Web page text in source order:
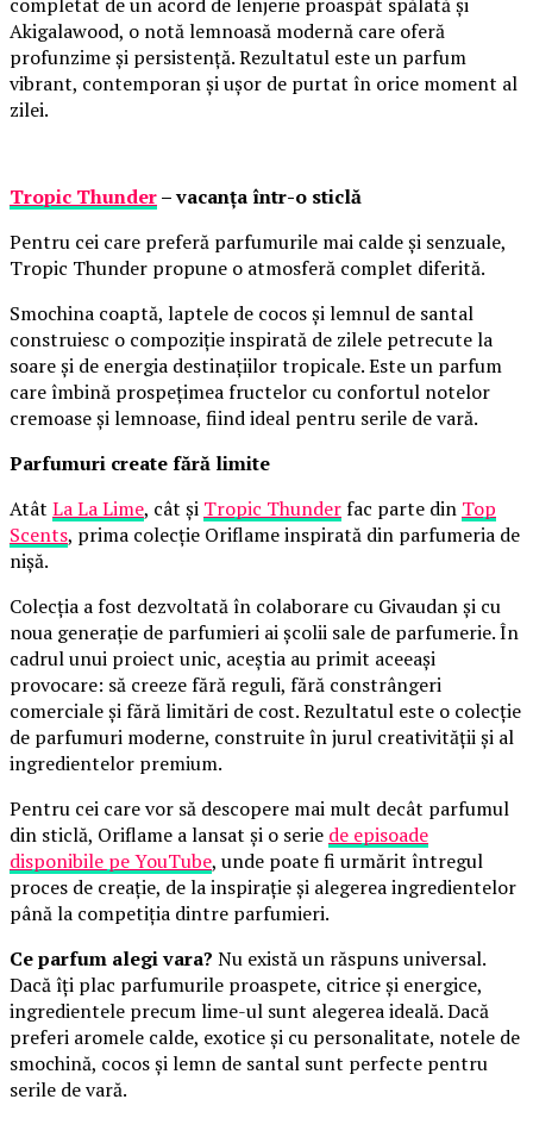
Akigalawood, o notă lemnoasă modernă care oferă
profunzime și persistență. Rezultatul este un parfum
vibrant, contemporan și ușor de purtat în orice moment al
zilei.
Tropic Thunder– vacanța într-o sticlă
Pentru cei care preferă parfumurile mai calde și senzuale,
Tropic Thunder propune o atmosferă complet diferită.
Smochina coaptă, laptele de cocos și lemnul de santal
construiesc o compoziție inspirată de zilele petrecute la
soare și de energia destinațiilor tropicale. Este un parfum
care îmbină prospețimea fructelor cu confortul notelor
cremoase și lemnoase, fiind ideal pentru serile de vară.
Parfumuri create fără limite
Atât La La Lime, cât și Tropic Thunderfac parte din Top
Scents, prima colecție Oriflame inspirată din parfumeria de
nișă.
Colecția a fost dezvoltată în colaborare cu Givaudan și cu
noua generație de parfumieri ai școlii sale de parfumerie. În
cadrul unui proiect unic, aceștia au primit aceeași
provocare: să creeze fără reguli, fără constrângeri
comerciale și fără limitări de cost. Rezultatul este o colecție
de parfumuri moderne, construite în jurul creativității și al
ingredientelor premium.
Pentru cei care vor să descopere mai mult decât parfumul
din sticlă, Oriflame a lansat și o serie de episoade
disponibile pe YouTube, unde poate fi urmărit întregul
proces de creație, de la inspirație și alegerea ingredientelor
până la competiția dintre parfumieri.
Ce parfum alegi vara? Nu există un răspuns universal.
Dacă îți plac parfumurile proaspete, citrice și energice,
ingredientele precum lime-ul sunt alegerea ideală. Dacă
preferi aromele calde, exotice și cu personalitate, notele de
smochină, cocos și lemn de santal sunt perfecte pentru
serile de vară.